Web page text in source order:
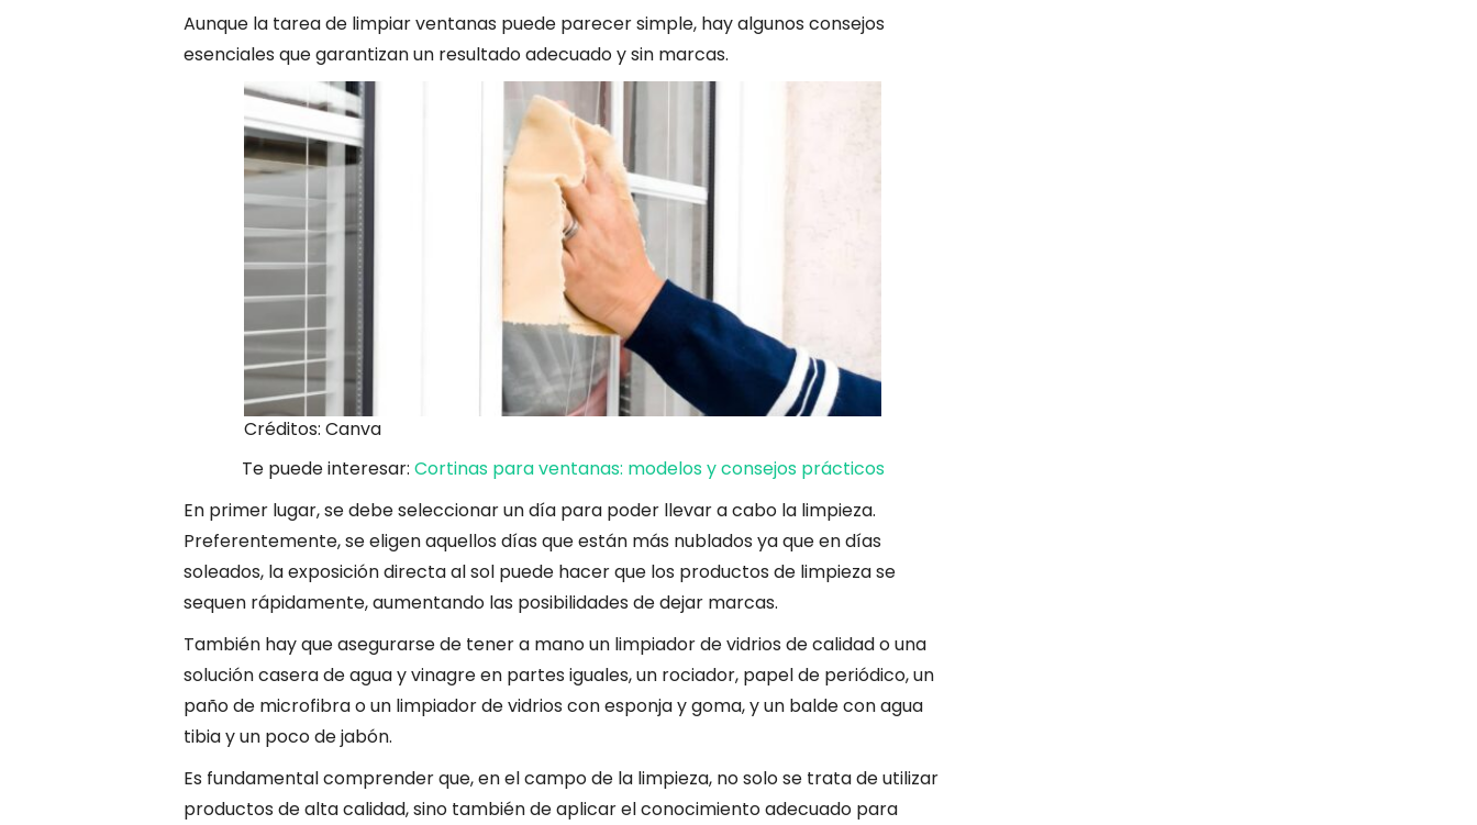
Aunque la tarea de limpiar ventanas puede parecer simple, hay algunos consejos
esenciales que garantizan un resultado adecuado y sin marcas.
Créditos: Canva
Te puede interesar: Cortinas para ventanas: modelos y consejos prácticos
En primer lugar, se debe seleccionar un día para poder llevar a cabo la limpieza.
Preferentemente, se eligen aquellos días que están más nublados ya que en días
soleados, la exposición directa al sol puede hacer que los productos de limpieza se
sequen rápidamente, aumentando las posibilidades de dejar marcas.
También hay que asegurarse de tener a mano un limpiador de vidrios de calidad o una
solución casera de agua y vinagre en partes iguales, un rociador, papel de periódico, un
paño de microfibra o un limpiador de vidrios con esponja y goma, y un balde con agua
tibia y un poco de jabón.
Es fundamental comprender que, en el campo de la limpieza, no solo se trata de utilizar
productos de alta calidad, sino también de aplicar el conocimiento adecuado para